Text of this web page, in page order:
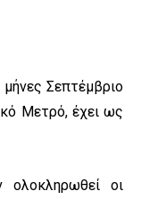
Σεπτέμβριο
Μετρό, έχει ως
οι